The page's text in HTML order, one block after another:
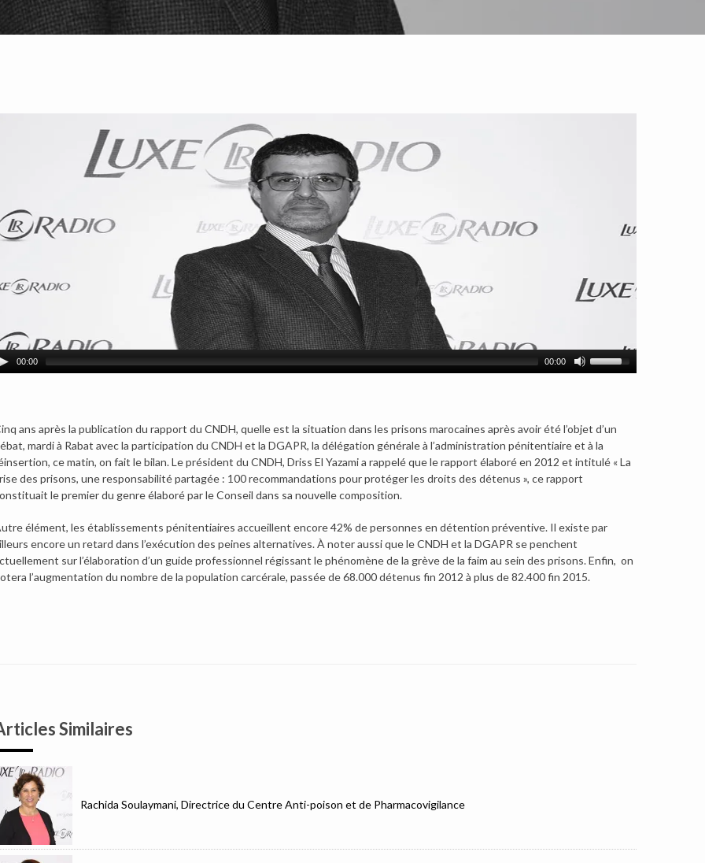
00:00 00:00
ans après la publication du rapport du CNDH, quelle est la situation dans les prisons marocaines après avoir été l’objet d’un
mardi à Rabat avec la participation du CNDH et la DGAPR, la délégation générale à l’administration pénitentiaire et à la
ce matin, on fait le bilan.Le président du CNDH, Driss El Yazami a rappelé que le rapport élaboré en 2012 et intitulé « La
des prisons, une responsabilité partagée : 100 recommandations pour protéger les droits des détenus », ce rapport
le premier du genre élaboré par le Conseil dans sa nouvelle composition.
élément, les établissements pénitentiaires accueillent encore 42% de personnes en détention préventive. Il existe par
encore un retard dans l’exécution des peines alternatives. À noter aussi que le CNDH et la DGAPR se penchent
sur l’élaboration d’un guide professionnel régissant le phénomène de la grève de la faim au sein des prisons. Enfin, on
l’augmentation du nombre de la population carcérale, passée de 68.000 détenus fin 2012 à plus de 82.400 fin 2015.
Similaires
Rachida Soulaymani, Directrice du Centre Anti-poison et de Pharmacovigilance